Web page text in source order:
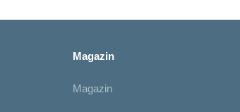
Magazin
Magazin